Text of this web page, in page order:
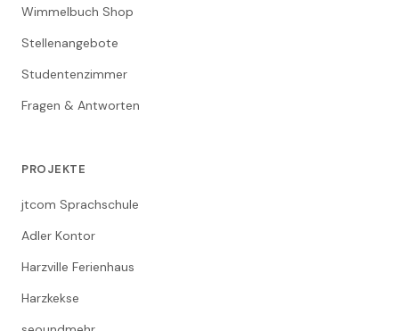
Wimmelbuch Shop
Stellenangebote
Studentenzimmer
Fragen & Antworten
PROJEKTE
jtcom Sprachschule
Adler Kontor
Harzville Ferienhaus
Harzkekse